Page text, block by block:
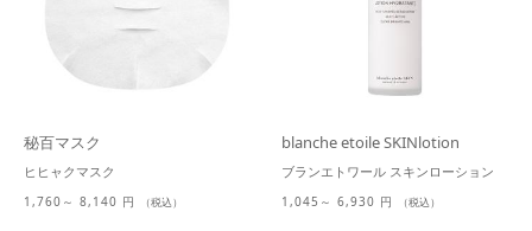
秘百マスク
ヒヒャクマスク
1,760～ 8,140 円 （税込）
blanche etoile SKINlotion
ブランエトワール スキンローション
1,045～ 6,930 円 （税込）